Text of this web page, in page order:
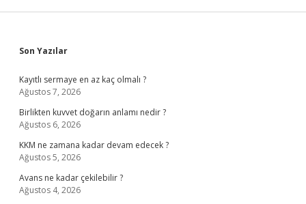
Sidebar
Son Yazılar
Kayıtlı sermaye en az kaç olmalı ?
Ağustos 7, 2026
Birlikten kuvvet doğarın anlamı nedir ?
Ağustos 6, 2026
KKM ne zamana kadar devam edecek ?
Ağustos 5, 2026
Avans ne kadar çekilebilir ?
Ağustos 4, 2026